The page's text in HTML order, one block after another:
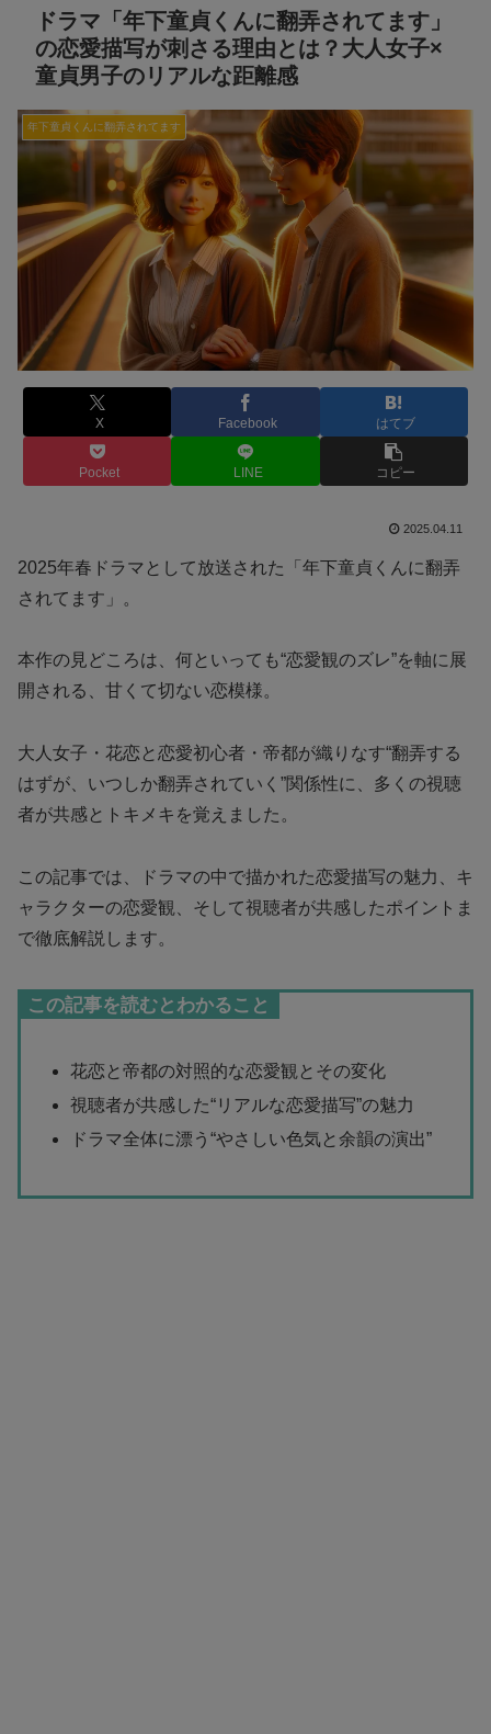
ドラマ「年下童貞くんに翻弄されてます」
の恋愛描写が刺さる理由とは？大人女子×
童貞男子のリアルな距離感
年下童貞くんに翻弄されてます
X Facebook はてブ
Pocket LINE コピー
2025.04.11
2025年春ドラマとして放送された「年下童貞くんに翻弄
されてます」。
本作の見どころは、何といっても“恋愛観のズレ”を軸に展
開される、甘くて切ない恋模様。
大人女子・花恋と恋愛初心者・帝都が織りなす“翻弄する
はずが、いつしか翻弄されていく”関係性に、多くの視聴
者が共感とトキメキを覚えました。
この記事では、ドラマの中で描かれた恋愛描写の魅力、キ
ャラクターの恋愛観、そして視聴者が共感したポイントま
で徹底解説します。
この記事を読むとわかること
花恋と帝都の対照的な恋愛観とその変化
視聴者が共感した“リアルな恋愛描写”の魅力
ドラマ全体に漂う“やさしい色気と余韻の演出”